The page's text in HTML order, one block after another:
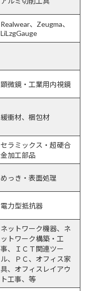
Realwear、Zeugma、
LiLzgGauge
顕微鏡・工業用内視鏡
緩衝材、梱包材
セラミックス・超硬合
金加工部品
めっき・表面処理
電力型抵抗器
ネットワーク機器、ネ
ットワーク構築・工
事、ＩＣＴ関連ツー
ル、ＰＣ、オフィス家
具、オフィスレイアウ
ト工事、等